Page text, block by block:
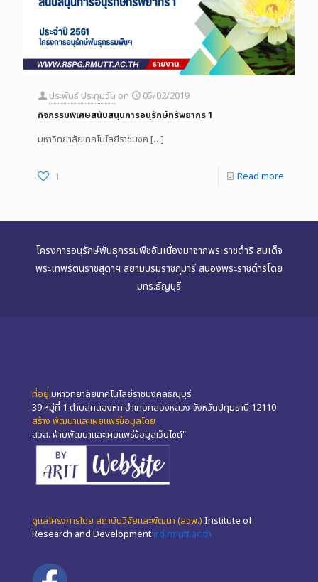
ประพันธ์ ประทุมวัน on
05/02/2019
กิจกรรมพิเศษสนับสนุนการอนุรักษ์ทรัพยากร 1
มหาวิทยาลัยเทคโนโลยีราชมงค […]
1 Read more
โครงการอนุรักษ์พันธุกรรมพืชอันเนื่องมาจากพระราชดำริ สมเด็จ
พระเทพรัตนราชสุดาฯ สยามบรมราชกุมารี สนองพระราชดำริโดย
มทร.ธัญบุรี
ที่อยู่ มหาวิทยาลัยเทคโนโลยีราชมงคลธัญบุรี
39 หมู่ที่ 1 ตำบลคลองหก อำเภอคลองหลวง จังหวัดปทุมธานี 12110
สร้าง พัฒนาและเผยแพร่ข้อมูลโดย
สวส. ฝ่ายพัฒนาและเผยแพร่ข้อมูลเว็บไซต์"
ดูแลโครงการโดย สถาบันวิจัยและพัฒนา (สวพ.) Institute of
Research and Development ird.rmutt.ac.th